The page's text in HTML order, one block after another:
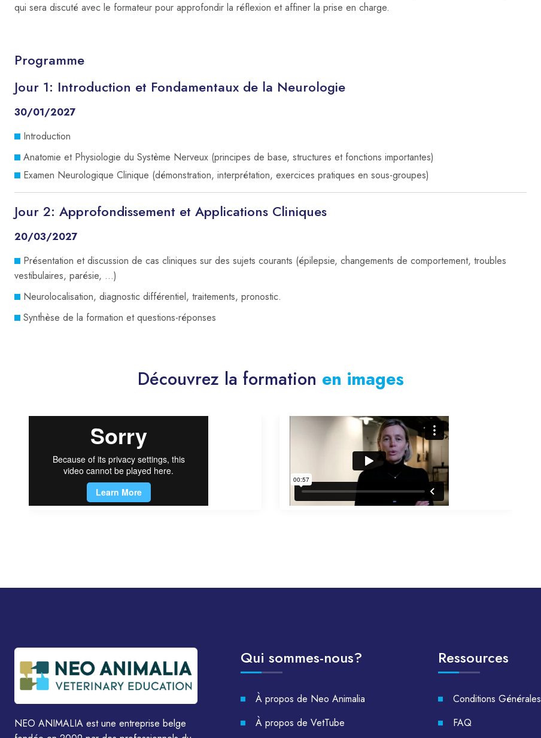
qui sera discuté avec le formateur pour approfondir la réflexion et affiner la prise en charge.
Programme
Jour 1: Introduction et Fondamentaux de la Neurologie
30/01/2027
Introduction
Anatomie et Physiologie du Système Nerveux (principes de base, structures et fonctions importantes)
Examen Neurologique Clinique (démonstration, interprétation, exercices pratiques en sous-groupes)
Jour 2: Approfondissement et Applications Cliniques
20/03/2027
Présentation et discussion de cas cliniques sur des sujets courants (épilepsie, changements de comportement, troubles
vestibulaires, parésie, …)
Neurolocalisation, diagnostic différentiel, traitements, pronostic.
Synthèse de la formation et questions-réponses
Découvrez la formation en images
NEO ANIMALIA est une entreprise belge
Qui sommes-nous?
À propos de Neo Animalia
À propos de VetTube
Ressources
Conditions Générales
FAQ